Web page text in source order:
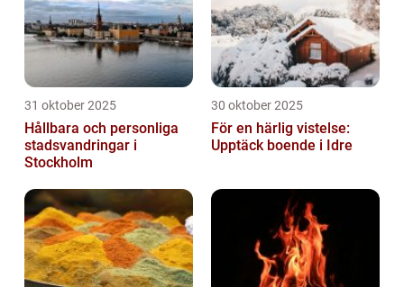
31 oktober 2025
Hållbara och personliga
stadsvandringar i
Stockholm
30 oktober 2025
För en härlig vistelse:
Upptäck boende i Idre